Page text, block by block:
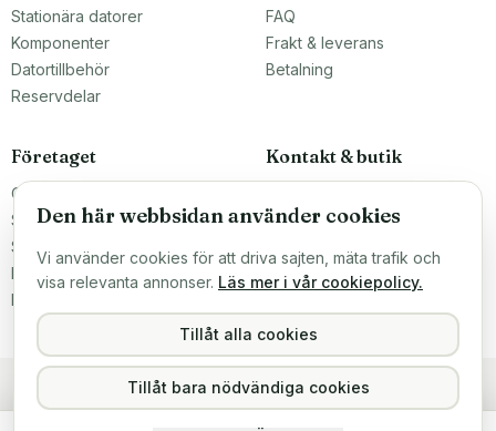
Stationära datorer
Komponenter
Datortillbehör
Reservdelar
FAQ
Frakt & leverans
Betalning
Företaget
Om oss
Större inköp?
Sälj till oss
Köpvillkor
Integritetspolicy
Kontakt & butik
Malmö, Sverige
ÖPPETTIDER
Mån–Fre 10–16
Hitta hit →
Den här webbsidan använder cookies
Vi använder cookies för att driva sajten, mäta trafik och
visa relevanta annonser. Läs mer i vår cookiepolicy.
Tillåt alla cookies
Tillåt bara nödvändiga cookies